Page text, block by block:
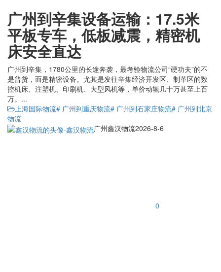
广州到辛集设备运输：17.5米
平板专车，低板减震，精密机
床安全直达
广州到辛集，1780公里的长途奔袭，最考验物流公司“硬功夫”的不
是普货，而是精密设备。尤其是发往辛集经济开发区、制革区的数
控机床、注塑机、印刷机、大型风机等，单价动辄几十万甚至上百
万。...
上海国际物流# 广州到重庆物流# 广州到石家庄物流# 广州到北京
物流
广州鑫汉物流2026-8-6
0